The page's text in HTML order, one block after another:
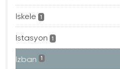
Iskele 1
Istasyon 1
Izban 1